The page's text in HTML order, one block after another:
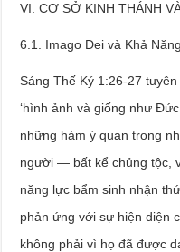
VI. CƠ SỞ KINH THÁNH
6.1. Imago Dei và Khả
Sáng Thế Ký 1:26-27
‘hình ảnh và giống như
những hàm ý quan trọng
người — bất kể chủng tộc,
năng lực bẩm sinh nhận
phản ứng với sự hiện diện
không phải vì họ đã được